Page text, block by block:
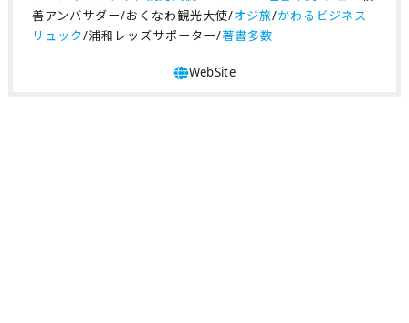
善アンバサダー/おくなわ観光大使/オジ旅/かわるビジネス
リュック/浦和レッズサポーター/著書多数